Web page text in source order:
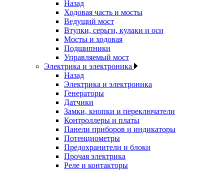
Назад
Ходовая часть и мосты
Ведущий мост
Втулки, серьги, кулаки и оси
Мосты и ходовая
Подшипники
Управляемый мост
Электрика и электроника
Назад
Электрика и электроника
Генераторы
Датчики
Замки, кнопки и переключатели
Контроллеры и платы
Панели приборов и индикаторы
Потенциометры
Предохранители и блоки
Прочая электрика
Реле и контакторы